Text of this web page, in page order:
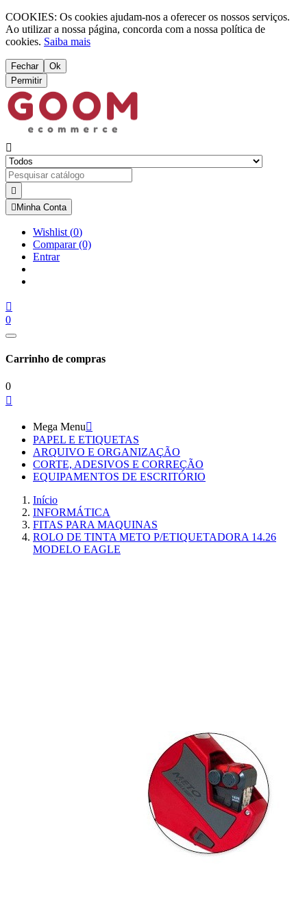
COOKIES: Os cookies ajudam-nos a oferecer os nossos serviços.
Ao utilizar a nossa página, concorda com a nossa política de
cookies. Saiba mais
Fechar
Ok
Permitir


 Minha Conta
Wishlist (0)
Comparar(0)
Entrar

0
Carrinho de compras
0

Mega Menu
PAPEL E ETIQUETAS
ARQUIVO E ORGANIZAÇÃO
CORTE, ADESIVOS E CORREÇÃO
EQUIPAMENTOS DE ESCRITÓRIO
Início
INFORMÁTICA
FITAS PARA MAQUINAS
ROLO DE TINTA METO P/ETIQUETADORA 14.26
MODELO EAGLE